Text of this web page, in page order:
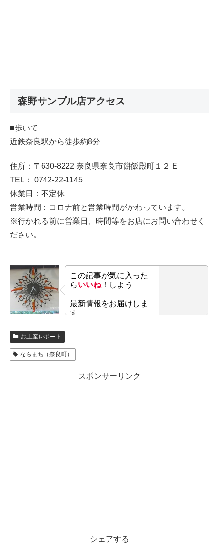
森野サンプル店アクセス
■歩いて
近鉄奈良駅から徒歩約8分
住所：〒630-8222 奈良県奈良市餅飯殿町１２ E
TEL： 0742-22-1145
休業日：不定休
営業時間：コロナ前と営業時間がかわっています。
※行かれる前に営業日、時間等をお店にお問い合わせく
ださい。
この記事が気に入った
らいいね！しよう
最新情報をお届けしま
す
お土産レポート
ならまち（奈良町）
スポンサーリンク
シェアする